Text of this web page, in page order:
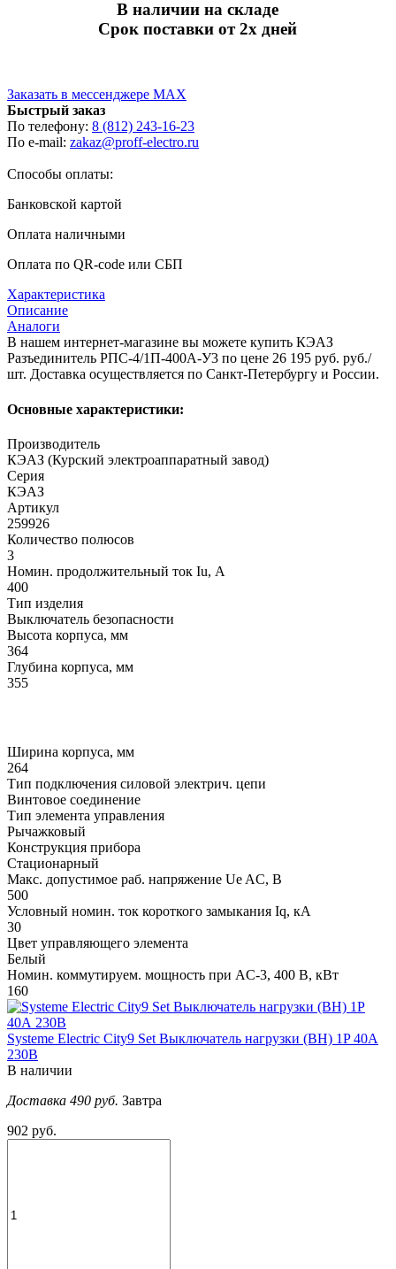
В наличии на складе
Срок поставки от 2х дней
Заказать в мессенджере MAX
Быстрый заказ
По телефону: 8 (812) 243-16-23
По e-mail: zakaz@proff-electro.ru
Способы оплаты:
Банковской картой
Оплата наличными
Оплата по QR-code или СБП
Характеристика
Описание
Аналоги
В нашем интернет-магазине вы можете купить КЭАЗ
Разъединитель РПС-4/1П-400А-У3 по цене 26 195 руб. руб./
шт. Доставка осуществляется по Санкт-Петербургу и России.
Основные характеристики:
Производитель
КЭАЗ (Курский электроаппаратный завод)
Серия
КЭАЗ
Артикул
259926
Количество полюсов
3
Номин. продолжительный ток Iu, А
400
Тип изделия
Выключатель безопасности
Высота корпуса, мм
364
Глубина корпуса, мм
355
Ширина корпуса, мм
264
Тип подключения силовой электрич. цепи
Винтовое соединение
Тип элемента управления
Рычажковый
Конструкция прибора
Стационарный
Макс. допустимое раб. напряжение Ue AC, В
500
Условный номин. ток короткого замыкания Iq, кА
30
Цвет управляющего элемента
Белый
Номин. коммутируем. мощность при AC-3, 400 В, кВт
160
Systeme Electric City9 Set Выключатель нагрузки (ВН) 1P 40А
230В
В наличии
Доставка 490 руб. Завтра
902 руб.